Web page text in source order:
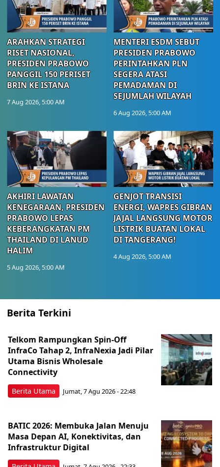
ARAHKAN STRATEGI
RISET NASIONAL,
PRESIDEN PRABOWO
PANGGIL 150 PERISET
BRIN KE ISTANA
7 Aug 2026, 5:00 AM
MENTERI ESDM SEBUT
PRESIDEN PRABOWO
PERINTAHKAN PLN
SEGERA ATASI
PEMADAMAN DI
SEJUMLAH WILAYAH
6 Aug 2026, 5:00 AM
AKHIRI LAWATAN
KENEGARAAN, PRESIDEN
PRABOWO LEPAS
KEBERANGKATAN PM
THAILAND DI LANUD
HALIM
5 Aug 2026, 5:00 AM
GENJOT TRANSISI
ENERGI, WAPRES GIBRAN
JAJAL LANGSUNG MOTOR
LISTRIK BUATAN LOKAL
DI TANGERANG!
4 Aug 2026, 5:00 AM
Berita Terkini
Berita Utama
Telkom Rampungkan Spin-Off
InfraCo Tahap 2, InfraNexia Jadi Pilar
Utama Bisnis Wholesale
Connectivity
Jumat, 7 Agu 2026 - 22:48
BATIC 2026: Membuka Jalan Menuju
Masa Depan AI, Konektivitas, dan
Infrastruktur Digital